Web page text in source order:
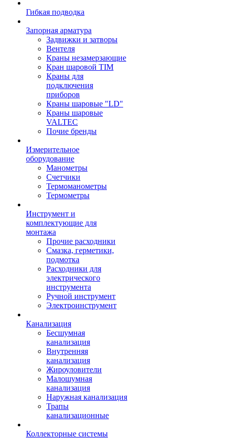
Гибкая подводка
Запорная арматура
Задвижки и затворы
Вентеля
Краны незамерзающие
Кран шаровой TIM
Краны для
подключения
приборов
Краны шаровые "LD"
Краны шаровые
VALTEC
Почие бренды
Измерительное
оборудование
Манометры
Счетчики
Термоманометры
Термометры
Инструмент и
комплектующие для
монтажа
Прочие расходники
Смазка, герметики,
подмотка
Расходники для
электрического
инструмента
Ручной инструмент
Электроинструмент
Канализация
Бесшумная
канализация
Внутренняя
канализация
Жироуловители
Малошумная
канализация
Наружная канализация
Трапы
канализационные
Коллекторные системы